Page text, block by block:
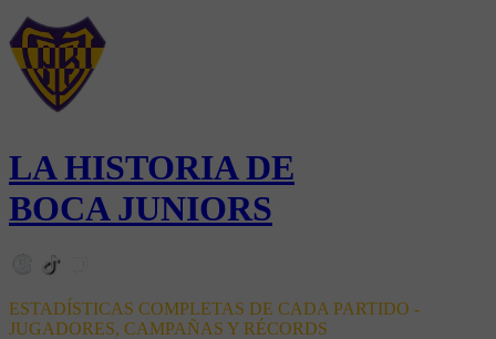
LA HISTORIA DE
BOCA JUNIORS
ESTADÍSTICAS COMPLETAS DE CADA PARTIDO -
JUGADORES, CAMPAÑAS Y RÉCORDS